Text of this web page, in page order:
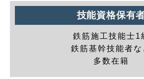
技能資格保有
鉄筋施工技能士1
鉄筋基幹技能者な
多数在籍